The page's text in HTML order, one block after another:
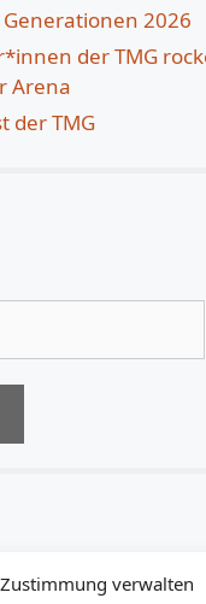
Zustimmung verwalten
2026
der TMG
Arena
der TMG